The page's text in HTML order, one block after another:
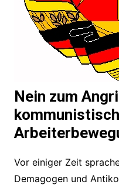
Nein zum
Vor einiger Zeit
Demagogen und